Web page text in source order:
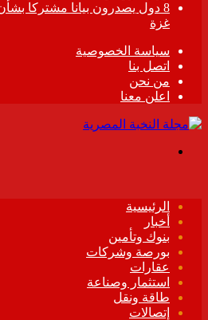
8 دول يصدرون بيانا مشتركا بشأن
غزة
سياسة الخصوصية
اتصل بنا
من نحن
اعلن معنا
الرئيسية
أخبار
بنوك وتأمين
بورصة وشركات
عقارات
استثمار وصناعة
طاقة ونقل
إتصالات